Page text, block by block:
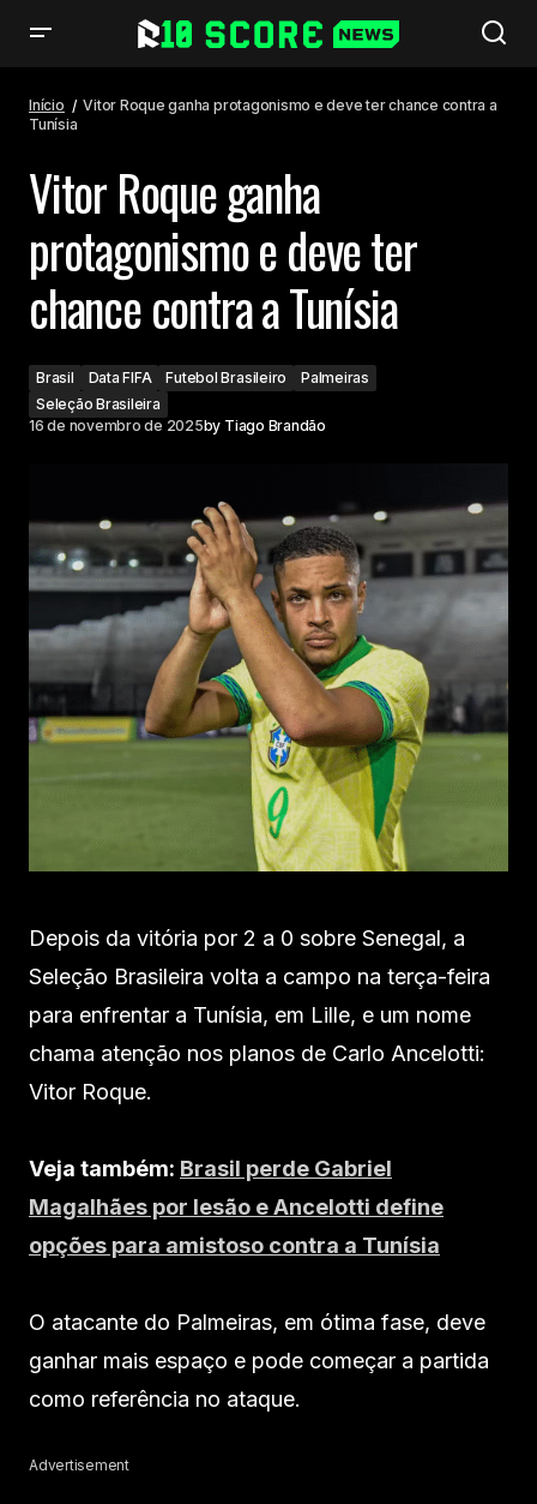
Início
Vitor Roque ganha protagonismo e deve ter chance contra a
Tunísia
Vitor Roque ganha
protagonismo e deve ter
chance contra a Tunísia
Brasil Data FIFA Futebol Brasileiro
Palmeiras
Seleção Brasileira
16 de novembro de 2025by Tiago Brandão
Depois da vitória por 2 a 0 sobre Senegal, a
Seleção Brasileira volta a campo na terça-feira
para enfrentar a Tunísia, em Lille, e um nome
chama atenção nos planos de Carlo Ancelotti:
Vitor Roque.
Veja também: Brasil perde Gabriel
Magalhães por lesão e Ancelotti define
opções para amistoso contra a Tunísia
O atacante do Palmeiras, em ótima fase, deve
ganhar mais espaço e pode começar a partida
como referência no ataque.
Advertisement